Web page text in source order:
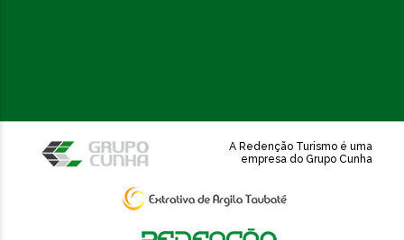
A Redenção Turismo é uma
empresa do Grupo Cunha